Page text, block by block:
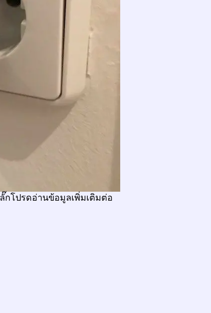
กโปรดอ่านข้อมูลเพิ่มเติมต่อ